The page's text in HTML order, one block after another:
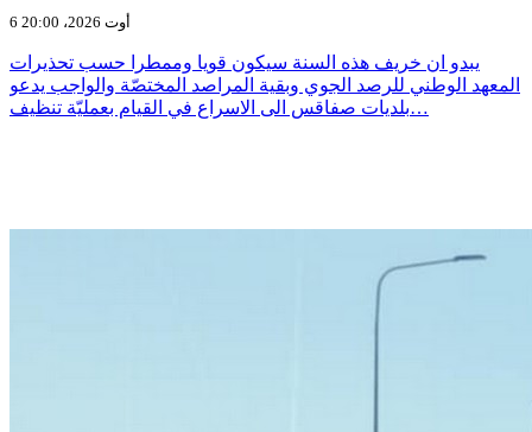
6 أوت 2026، 20:00
يبدو ان خريف هذه السنة سيكون قويا وممطرا حسب تحذيرات
المعهد الوطني للرصد الجوي وبقية المراصد المختصّة والواجب يدعو
بلديات صفاقس الى الاسراع في القيام بعمليّة تنظيف…